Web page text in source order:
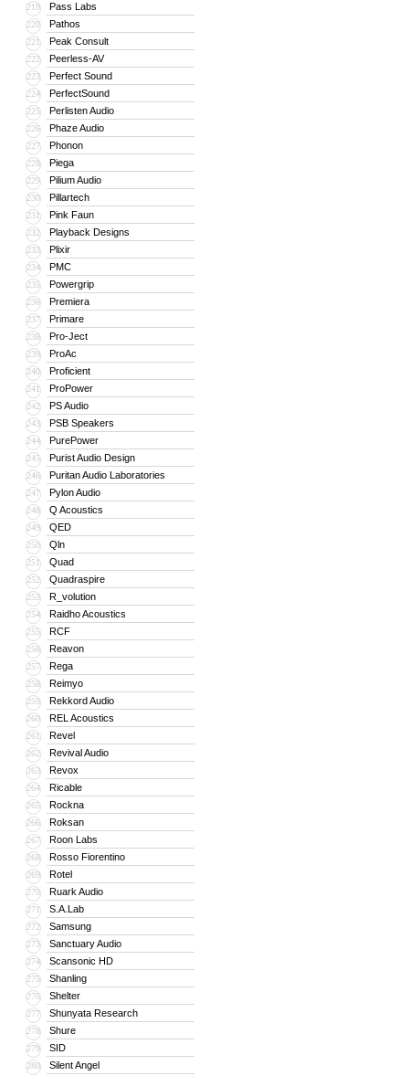
219 Pass Labs
220 Pathos
221 Peak Consult
222 Peerless-AV
223 Perfect Sound
224 PerfectSound
225 Perlisten Audio
226 Phaze Audio
227 Phonon
228 Piega
229 Pilium Audio
230 Pillartech
231 Pink Faun
232 Playback Designs
233 Plixir
234 PMC
235 Powergrip
236 Premiera
237 Primare
238 Pro-Ject
239 ProAc
240 Proficient
241 ProPower
242 PS Audio
243 PSB Speakers
244 PurePower
245 Purist Audio Design
246 Puritan Audio Laboratories
247 Pylon Audio
248 Q Acoustics
249 QED
250 Qln
251 Quad
252 Quadraspire
253 R_volution
254 Raidho Acoustics
255 RCF
256 Reavon
257 Rega
258 Reimyo
259 Rekkord Audio
260 REL Acoustics
261 Revel
262 Revival Audio
263 Revox
264 Ricable
265 Rockna
266 Roksan
267 Roon Labs
268 Rosso Fiorentino
269 Rotel
270 Ruark Audio
271 S.A.Lab
272 Samsung
273 Sanctuary Audio
274 Scansonic HD
275 Shanling
276 Shelter
277 Shunyata Research
278 Shure
279 SID
280 Silent Angel